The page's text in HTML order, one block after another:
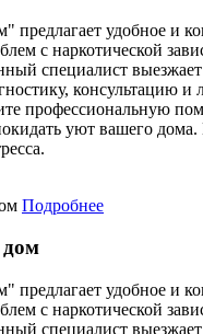
предлагает удобное и
с наркотической
специалист
консультацию и
профессиональную
уют вашего
Подробнее
предлагает удобное и
с наркотической
специалист